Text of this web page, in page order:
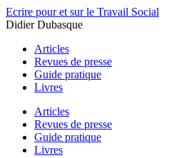
Aller
au
Ecrire pour et sur le Travail Social
Didier Dubasque
Articles
Revues de presse
Guide pratique
Livres
Articles
Revues de presse
Guide pratique
Livres